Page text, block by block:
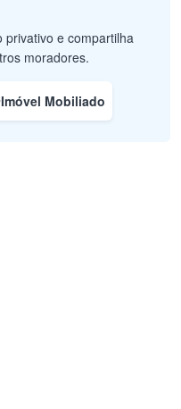
privativo e compartilha
moradores.
Imóvel Mobiliado